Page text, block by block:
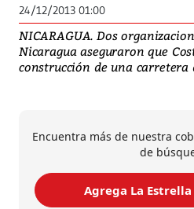
24/12/2013 01:00
NICARAGUA. Dos
Nicaragua aseguraron que
construcción de una carretera
Encuentra más de nuestra
de
Agrega La